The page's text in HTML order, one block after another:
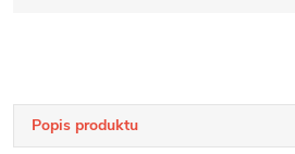
Popis produktu